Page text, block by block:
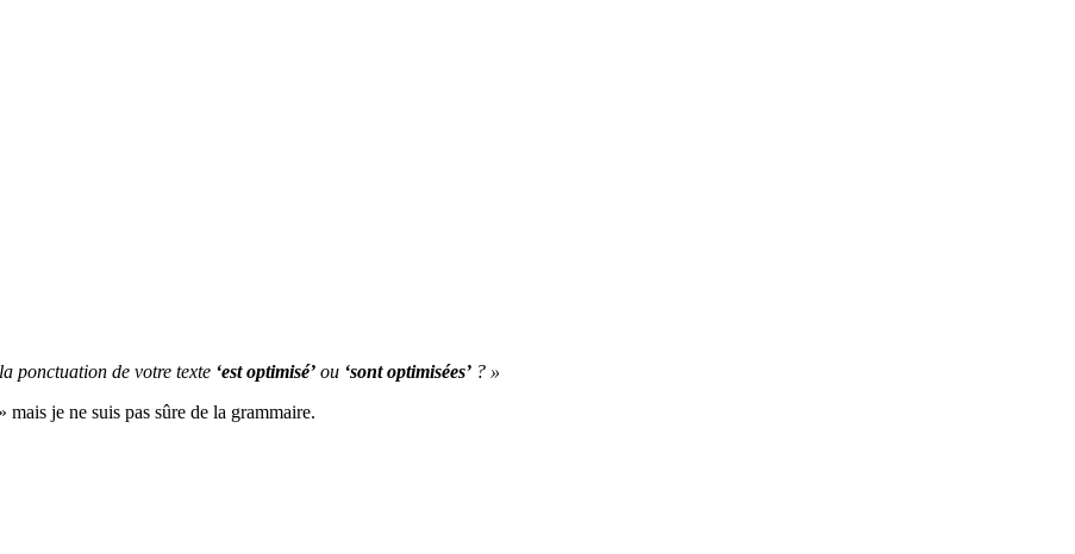
ponctuation de votre texte ‘est optimisé’ ou ‘sont optimisées’ ? »
je ne suis pas sûre de la grammaire.